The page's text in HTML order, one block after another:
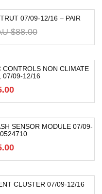
07/09-12/16 – PAIR
$88.00
CONTROLS NON CLIMATE
07/09-12/16
SENSOR MODULE 07/09-
CLUSTER 07/09-12/16